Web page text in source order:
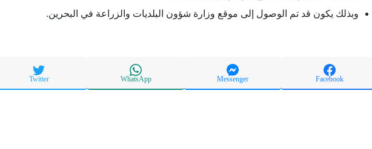
وبذلك يكون قد تم الوصول إلى موقع وزارة شؤون البلديات والزراعة في البحرين.
Facebook
Messenger
WhatsApp
Twitter